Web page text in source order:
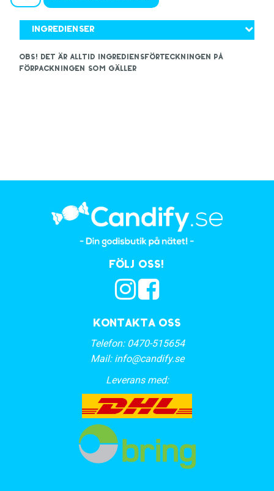
Ingredienser
OBS! Det är alltid ingrediensförteckningen på
förpackningen som gäller
Kontakta oss
Telefon: 0470-515654
Mail: info@candify.se
Leverans med:
Följ oss!